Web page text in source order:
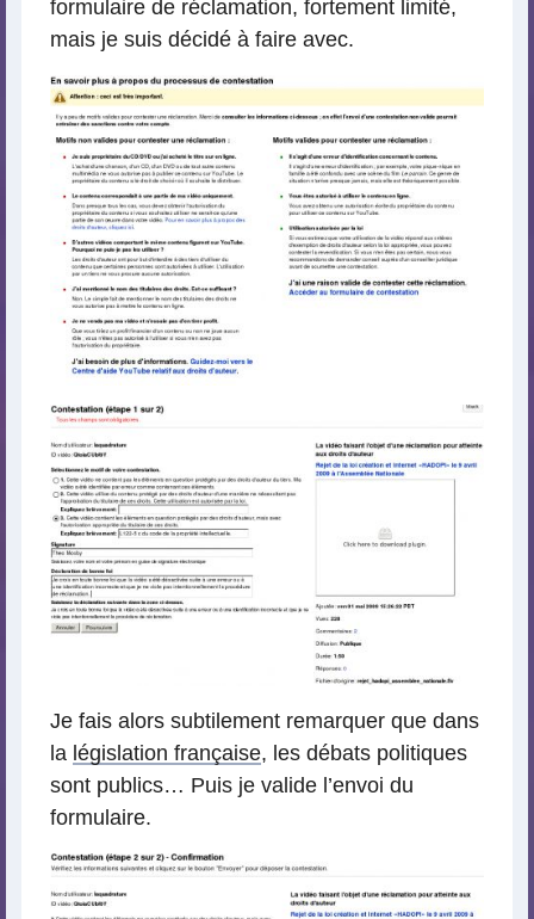
formulaire de réclamation, fortement limité,
mais je suis décidé à faire avec.
Je fais alors subtilement remarquer que dans
la législation française, les débats politiques
sont publics… Puis je valide l’envoi du
formulaire.